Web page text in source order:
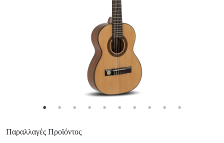
1 2 3 4 5 6 7 8 9 10
Παραλλαγές Προϊόντος